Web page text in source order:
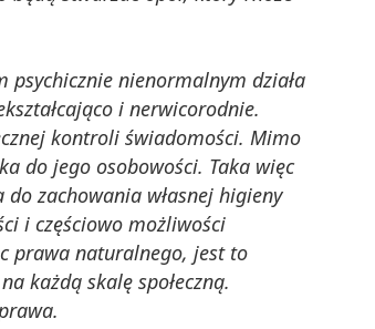
psychicznie nienormalnym działa
i nerwicorodnie.
kontroli świadomości. Mimo
do jego osobowości. Taka więc
zachowania własnej higieny
i częściowo możliwości
prawa naturalnego, jest to
każdą skalę społeczną.